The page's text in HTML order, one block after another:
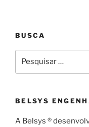
BUSCA
por:
BELSYS
A Belsys ®